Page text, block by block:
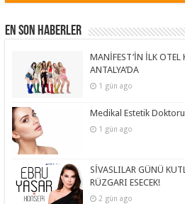
En Son Haberler
MANİFEST’İN İLK OTEL
ANTALYA’DA
1 gün ago
Medikal Estetik
1 gün ago
SİVASLILAR GÜNÜ
RÜZGARI ESECEK!
2 gün ago